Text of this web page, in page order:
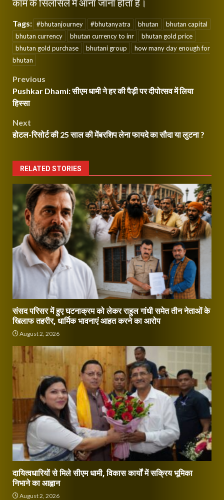
Tags: #bhutanjourney #bhutanyatra bhutan
bhutan capital
bhutan currency
bhutan currency to inr
bhutan gold price
bhutan gold purchase
bhutani group
how many day enough for
bhutan
Post
navigation
Previous
Pushkar Dhami: सीएम धामी ने हर की पैड़ी पर दीपोत्सव में लिया
हिस्सा
Next
होटल-रिसोर्ट की 25 साल की मेंबरशिप लेना फायदे का सौदा या लुटना ?
RELATED STORIES
संसद परिसर में हुए घटनाक्रम को लेकर राहुल गांधी समेत तीन नेताओं के
खिलाफ तहरीर, धार्मिक भावनाएं आहत करने का आरोप
August 2, 2026
दायित्वधारियों से मिले सीएम धामी, विकास कार्यों में सक्रिय भूमिका
निभाने का आह्वान
August 2, 2026